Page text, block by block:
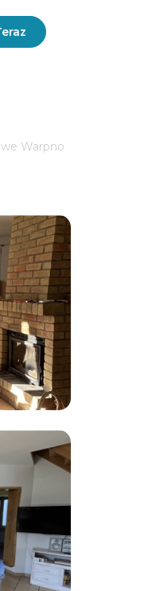
Warpno